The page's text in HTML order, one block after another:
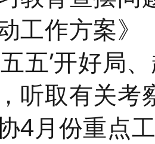
工作方案》
五’开好局
听取有关考
4月份重点